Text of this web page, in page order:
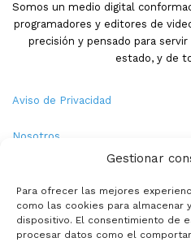
Gestionar
Para ofrecer las mejores
como las cookies para almacenar
dispositivo. El consentimiento de
procesar datos como el
Somos un medio digital
programadores y editores de
precisión y pensado para
estado, y de
Aviso de Privacidad
Nosotros
Política de Cookies